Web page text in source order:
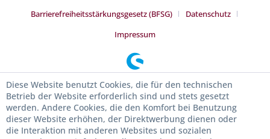
Barrierefreiheitsstärkungsgesetz (BFSG)
Datenschutz
Impressum
Diese Website benutzt Cookies, die für den technischen
Betrieb der Website erforderlich sind und stets gesetzt
werden. Andere Cookies, die den Komfort bei Benutzung
dieser Website erhöhen, der Direktwerbung dienen oder
die Interaktion mit anderen Websites und sozialen